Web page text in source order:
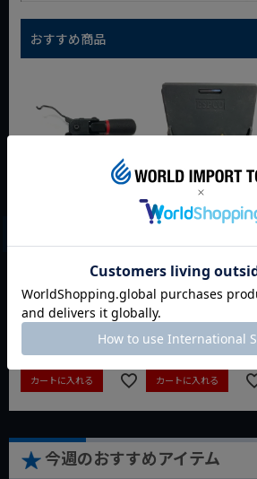
おすすめ商品
定価 ¥6,248
カートに入れる
WIT マグネットツー
ルマット ブラック
定価
3,465
カートに入れる
今週のおすすめアイテム